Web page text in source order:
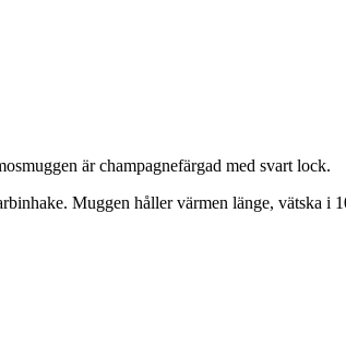
är champagnefärgad med svart lock.
Muggen håller värmen länge, vätska i